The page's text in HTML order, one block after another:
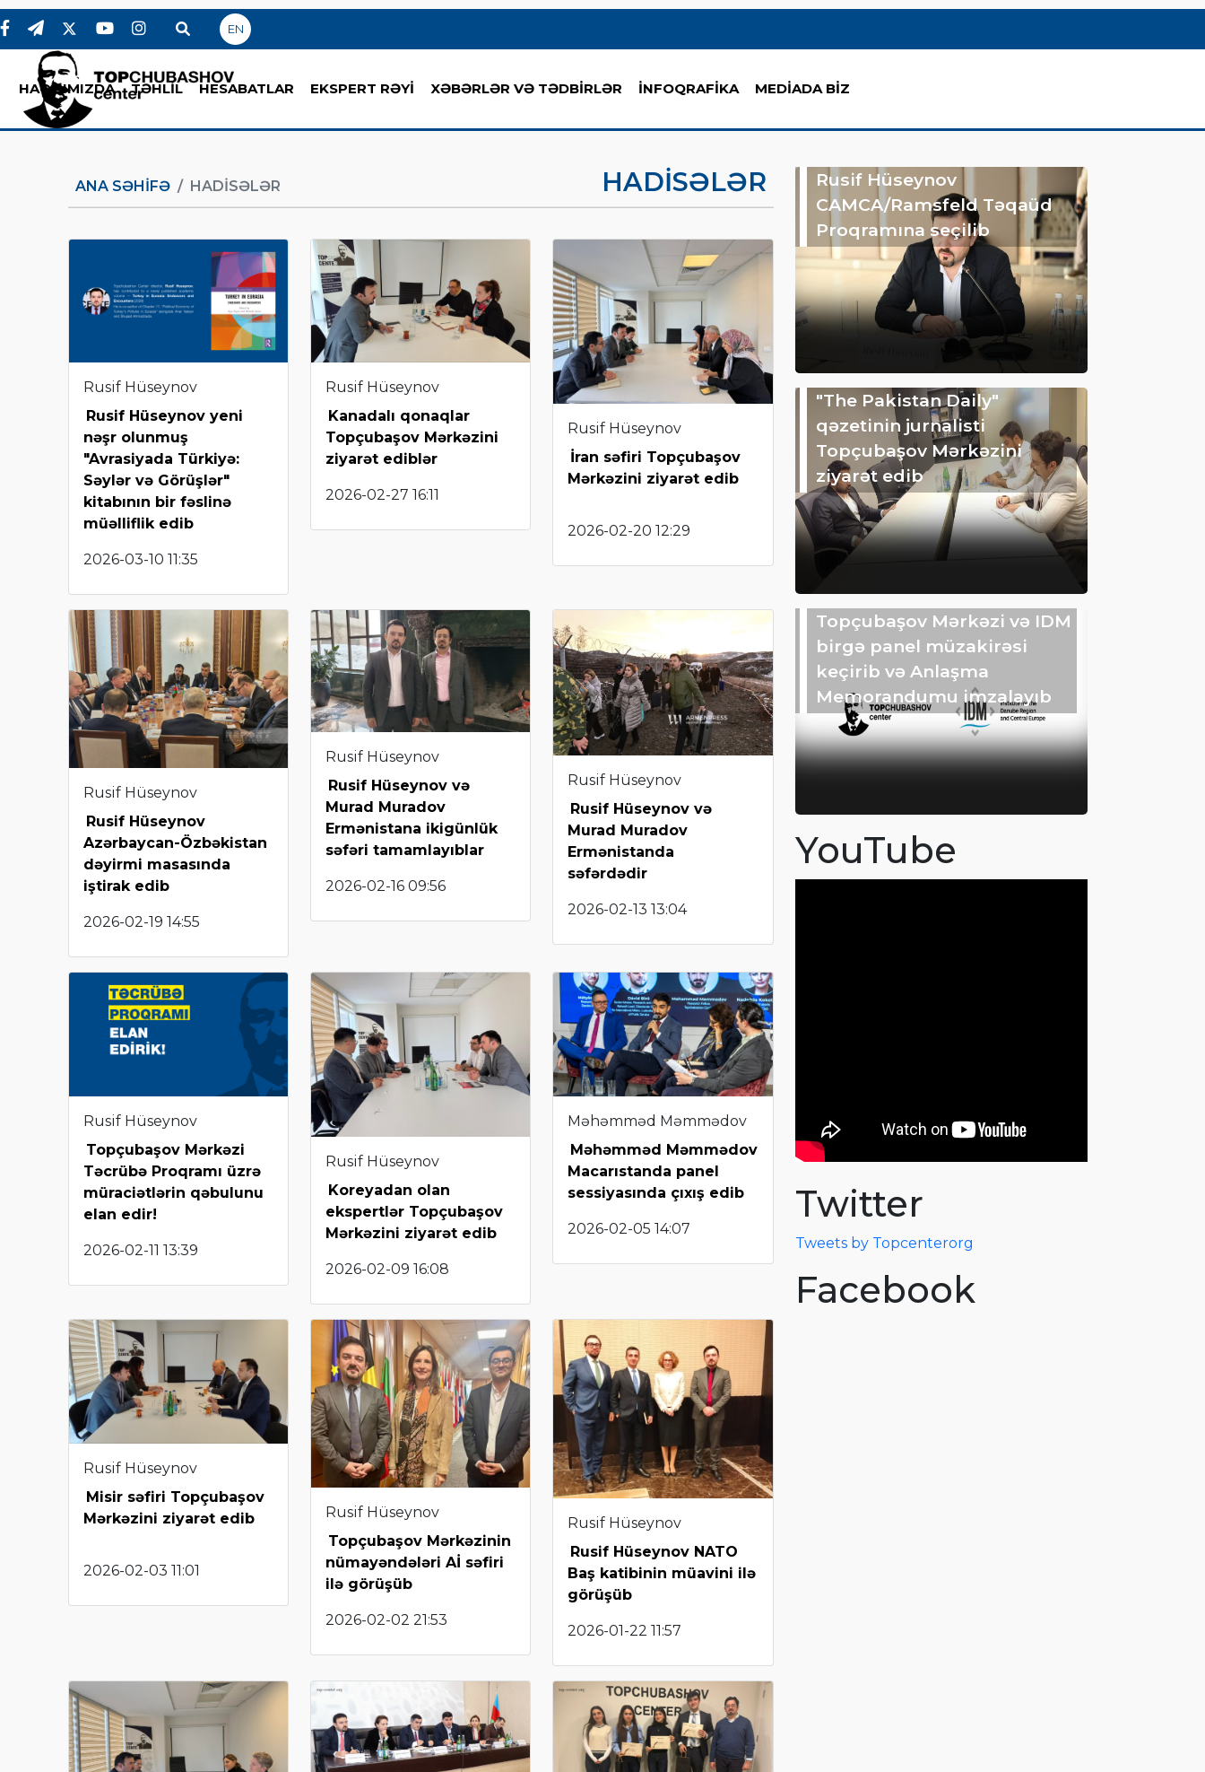
EN
HAQQIMIZDA TƏHLİL HESABATLAR EKSPERT RƏYİ XƏBƏRLƏR VƏ TƏDBİRLƏR İNFOQRAFİKA MEDİADA BİZ
ANA SƏHIFƏ HADİSƏLƏR HADİSƏLƏR
Rusif Hüseynov
Rusif Hüseynov yeni
nəşr olunmuş
"Avrasiyada Türkiyə:
Səylər və Görüşlər"
kitabının bir fəslinə
müəlliflik edib
2026-03-10 11:35
Rusif Hüseynov
Kanadalı qonaqlar
Topçubaşov Mərkəzini
ziyarət ediblər
2026-02-27 16:11
Rusif Hüseynov
İran səfiri Topçubaşov
Mərkəzini ziyarət edib
2026-02-20 12:29
Rusif Hüseynov
Rusif Hüseynov
Azərbaycan-Özbəkistan
dəyirmi masasında
iştirak edib
2026-02-19 14:55
Rusif Hüseynov
Rusif Hüseynov və
Murad Muradov
Ermənistana ikigünlük
səfəri tamamlayıblar
2026-02-16 09:56
Rusif Hüseynov
Rusif Hüseynov və
Murad Muradov
Ermənistanda
səfərdədir
2026-02-13 13:04
Rusif Hüseynov
Topçubaşov Mərkəzi
Təcrübə Proqramı üzrə
müraciətlərin qəbulunu
elan edir!
2026-02-11 13:39
Rusif Hüseynov
Koreyadan olan
ekspertlər Topçubaşov
Mərkəzini ziyarət edib
2026-02-09 16:08
Məhəmməd Məmmədov
Məhəmməd Məmmədov
Macarıstanda panel
sessiyasında çıxış edib
2026-02-05 14:07
Rusif Hüseynov
Misir səfiri Topçubaşov
Mərkəzini ziyarət edib
2026-02-03 11:01
Rusif Hüseynov
Topçubaşov Mərkəzinin
nümayəndələri Aİ səfiri
ilə görüşüb
2026-02-02 21:53
Rusif Hüseynov
Rusif Hüseynov NATO
Baş katibinin müavini ilə
görüşüb
2026-01-22 11:57
Rusif Hüseynov
CAMCA/Ramsfeld Təqaüd
Proqramına seçilib
"The Pakistan Daily"
qəzetinin jurnalisti
Topçubaşov Mərkəzini
ziyarət edib
Topçubaşov Mərkəzi və IDM
birgə panel müzakirəsi
keçirib və Anlaşma
Memorandumu imzalayıb
YouTube
Twitter
Tweets by Topcenterorg
Facebook